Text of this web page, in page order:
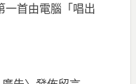
一首由電腦「唱出